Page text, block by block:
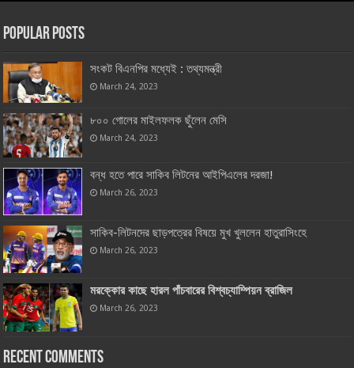
Popular Posts
সংকট বিএনপির মধ্যেই : তথ্যমন্ত্রী
March 24, 2023
৮০০ গোলের মাইলফলক ছুঁলেন মেসি
March 24, 2023
বন্ধ হতে পারে সাকিব লিটনের আইপিএলের দরজা!
March 26, 2023
সাকিব-লিটনদের ছাড়পত্রের বিষয়ে মুখ খুললেন হাতুরাসিংহে
March 26, 2023
মরক্কোর কাছে হারল পাঁচবারের বিশ্বচ্যাম্পিয়ন ব্রাজিল
March 26, 2023
Recent Comments